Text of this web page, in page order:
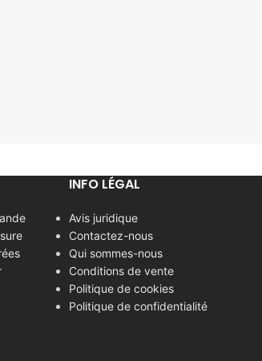
INFO LÉGAL
Avis juridique
Contactez-nous
Qui sommes-nous
Conditions de vente
Politique de cookies
Politique de confidentialité